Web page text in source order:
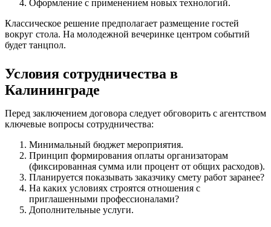
Оформление с применением новых технологий.
Классическое решение предполагает размещение гостей
вокруг стола. На молодежной вечеринке центром событий
будет танцпол.
Условия сотрудничества в
Калининграде
Перед заключением договора следует обговорить с агентством
ключевые вопросы сотрудничества:
Минимальный бюджет мероприятия.
Принцип формирования оплаты организаторам
(фиксированная сумма или процент от общих расходов).
Планируется показывать заказчику смету работ заранее?
На каких условиях строятся отношения с
приглашенными профессионалами?
Дополнительные услуги.